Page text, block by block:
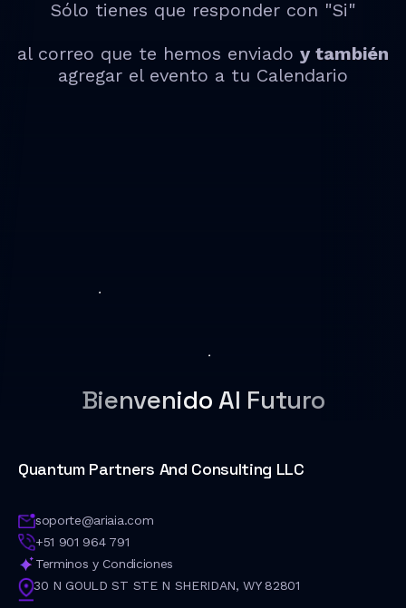
Sólo tienes que responder con "Si"
al correo que te hemos enviado y también
agregar el evento a tu Calendario
Bienvenido Al Futuro
Quantum Partners And Consulting LLC
soporte@ariaia.com
+51 901 964 791
Terminos y Condiciones
30 N GOULD ST STE N SHERIDAN, WY 82801